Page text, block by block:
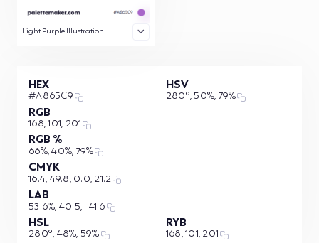
Light Purple Illustration
HEX
#A865C9
RGB
168, 101, 201
RGB %
66%, 40%, 79%
CMYK
16.4, 49.8, 0.0, 21.2
LAB
53.6%, 40.5, -41.6
HSL
280°, 48%, 59%
HSV
280°, 50%, 79%
RYB
168, 101, 201